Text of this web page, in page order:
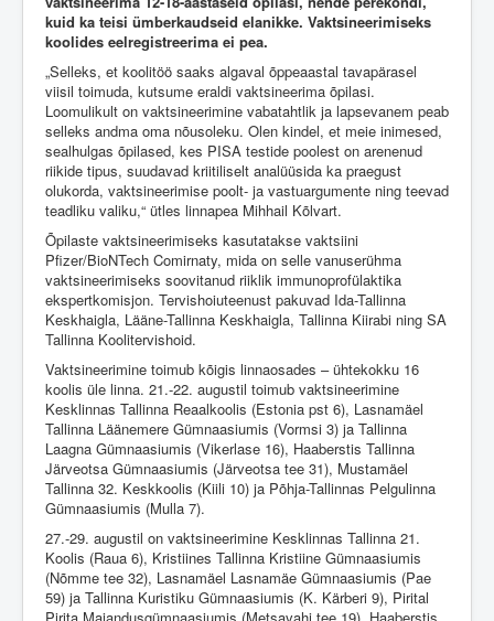
kuid ka teisi ümberkaudseid elanikke. Vaktsineerimiseks
koolides eelregistreerima ei pea.
„Selleks, et koolitöö saaks algaval õppeaastal tavapärasel
viisil toimuda, kutsume eraldi vaktsineerima õpilasi.
Loomulikult on vaktsineerimine vabatahtlik ja lapsevanem peab
selleks andma oma nõusoleku. Olen kindel, et meie inimesed,
sealhulgas õpilased, kes PISA testide poolest on arenenud
riikide tipus, suudavad kriitiliselt analüüsida ka praegust
olukorda, vaktsineerimise poolt- ja vastuargumente ning teevad
teadliku valiku,“ ütles linnapea Mihhail Kõlvart.
Õpilaste vaktsineerimiseks kasutatakse vaktsiini
Pfizer/BioNTech Comirnaty, mida on selle vanuserühma
vaktsineerimiseks soovitanud riiklik immunoprofülaktika
ekspertkomisjon. Tervishoiuteenust pakuvad Ida-Tallinna
Keskhaigla, Lääne-Tallinna Keskhaigla, Tallinna Kiirabi ning SA
Tallinna Koolitervishoid.
Vaktsineerimine toimub kõigis linnaosades – ühtekokku 16
koolis üle linna. 21.-22. augustil toimub vaktsineerimine
Kesklinnas Tallinna Reaalkoolis (Estonia pst 6), Lasnamäel
Tallinna Läänemere Gümnaasiumis (Vormsi 3) ja Tallinna
Laagna Gümnaasiumis (Vikerlase 16), Haaberstis Tallinna
Järveotsa Gümnaasiumis (Järveotsa tee 31), Mustamäel
Tallinna 32. Keskkoolis (Kiili 10) ja Põhja-Tallinnas Pelgulinna
Gümnaasiumis (Mulla 7).
27.-29. augustil on vaktsineerimine Kesklinnas Tallinna 21.
Koolis (Raua 6), Kristiines Tallinna Kristiine Gümnaasiumis
(Nõmme tee 32), Lasnamäel Lasnamäe Gümnaasiumis (Pae
59) ja Tallinna Kuristiku Gümnaasiumis (K. Kärberi 9), Pirital